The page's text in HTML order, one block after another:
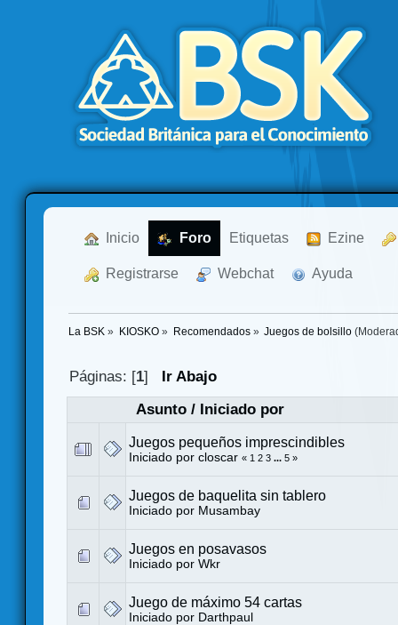
Inicio Foro Etiquetas Ezine
Registrarse Webchat Ayuda
La BSK » KIOSKO» Recomendados» Juegos de bolsillo
Páginas: [1]
Ir Abajo
Asunto/ Iniciado por
Juegos pequeños imprescindibles
Iniciado por closcar « 1 2 3 ... 5 »
Juegos de baquelita sin tablero
Iniciado por Musambay
Juegos en posavasos
Iniciado por Wkr
Juego de máximo 54 cartas
Iniciado por Darthpaul